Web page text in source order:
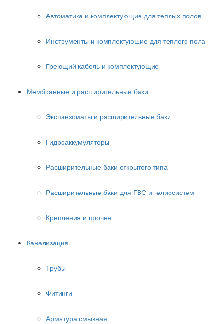
Автоматика и комплектующие для теплых полов
Инструменты и комплектующие для теплого пола
Греющий кабель и комплектующие
Мембранные и расширительные баки
Экспанзоматы и расширительные баки
Гидроаккумуляторы
Расширительные баки открытого типа
Расширительные баки для ГВС и гелиосистем
Крепления и прочее
Канализация
Трубы
Фитинги
Арматура смывная